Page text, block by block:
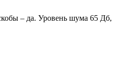
– да. Уровень шума 65 Дб,